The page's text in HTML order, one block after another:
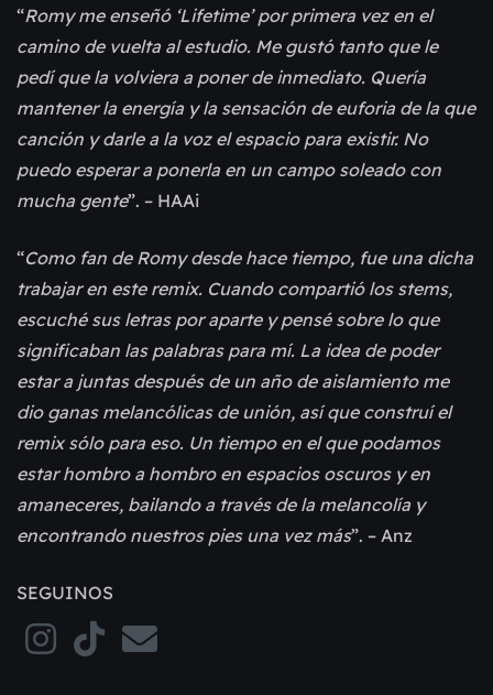
“Romy me enseñó ‘Lifetime’ por primera vez en el
camino de vuelta al estudio. Me gustó tanto que le
pedí que la volviera a poner de inmediato. Quería
mantener la energía y la sensación de euforia de la que
canción y darle a la voz el espacio para existir. No
puedo esperar a ponerla en un campo soleado con
mucha gente”. – HAAi
“Como fan de Romy desde hace tiempo, fue una dicha
trabajar en este remix. Cuando compartió los stems,
escuché sus letras por aparte y pensé sobre lo que
significaban las palabras para mí. La idea de poder
estar a juntas después de un año de aislamiento me
dio ganas melancólicas de unión, así que construí el
remix sólo para eso. Un tiempo en el que podamos
estar hombro a hombro en espacios oscuros y en
amaneceres, bailando a través de la melancolía y
encontrando nuestros pies una vez más”. – Anz
SEGUINOS